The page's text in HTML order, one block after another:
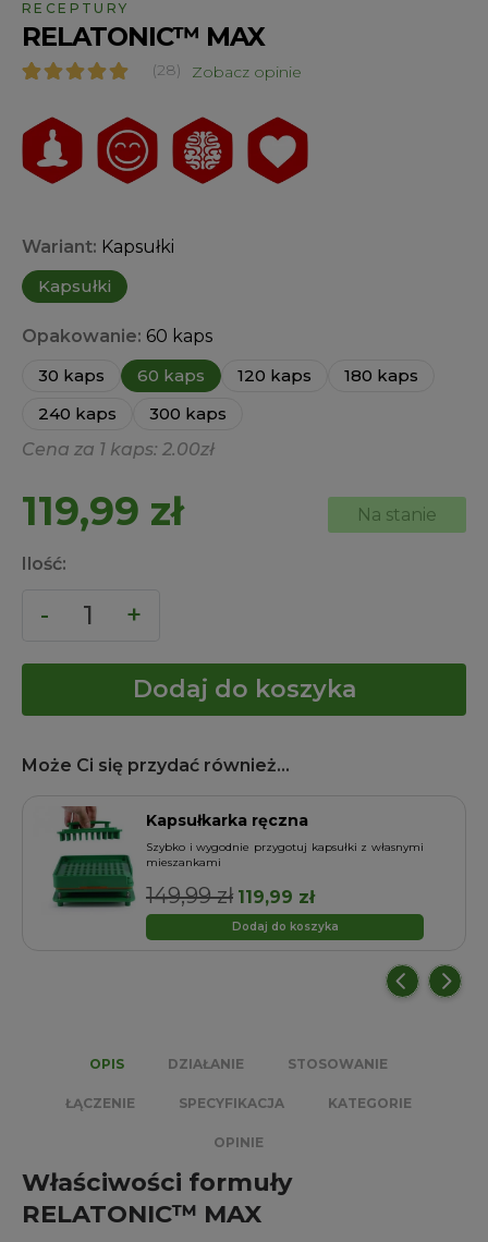
RECEPTURY
RELATONIC™ MAX
na 5 na
podstawie
ocen
klientów
(28) Zobacz opinie
Wariant: Kapsułki
Kapsułki
Opakowanie: 60 kaps
30 kaps
60 kaps 120 kaps
180 kaps
240 kaps
300 kaps
Cena za 1 kaps: 2.00zł
119,99 zł Na stanie
Ilość:
Dodaj do koszyka
Może Ci się przydać również...
Kapsułkarka ręczna
Szybko i wygodnie przygotuj kapsułki z własnymi
mieszankami
149,99zł Pierwotna
cena
119,99 złAktualna
cena
Dodaj do koszyka
OPIS DZIAŁANIE STOSOWANIE
ŁĄCZENIE SPECYFIKACJA KATEGORIE
OPINIE
Właściwości formuły
RELATONIC™ MAX